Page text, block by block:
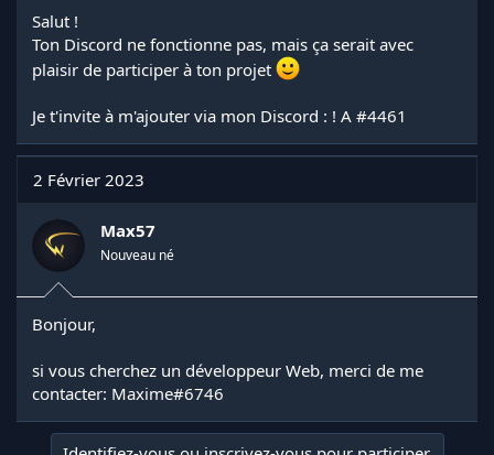
Salut !
Ton Discord ne fonctionne pas, mais ça serait avec
plaisir de participer à ton projet
Je t'invite à m'ajouter via mon Discord : ! A #4461
2 Février 2023
Max57
Nouveau né
Bonjour,
si vous cherchez un développeur Web, merci de me
contacter: Maxime#6746